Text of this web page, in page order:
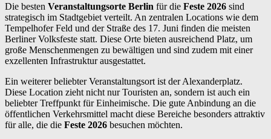
Die besten Veranstaltungsorte Berlin für die Feste 2026 sind
strategisch im Stadtgebiet verteilt. An zentralen Locations wie dem
Tempelhofer Feld und der Straße des 17. Juni finden die meisten
Berliner Volksfeste statt. Diese Orte bieten ausreichend Platz, um
große Menschenmengen zu bewältigen und sind zudem mit einer
exzellenten Infrastruktur ausgestattet.
Ein weiterer beliebter Veranstaltungsort ist der Alexanderplatz.
Diese Location zieht nicht nur Touristen an, sondern ist auch ein
beliebter Treffpunkt für Einheimische. Die gute Anbindung an die
öffentlichen Verkehrsmittel macht diese Bereiche besonders attraktiv
für alle, die die Feste 2026 besuchen möchten.